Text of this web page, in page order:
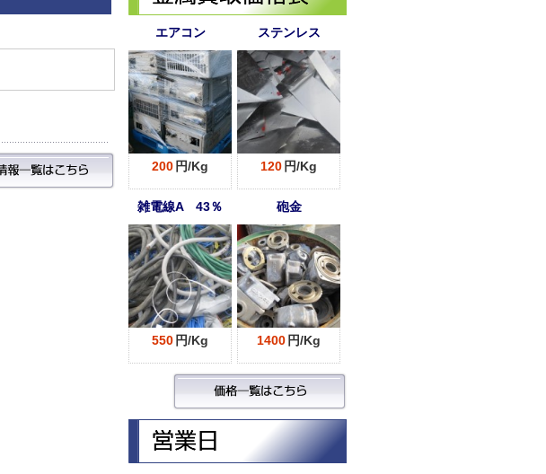
エアコン
200 円/Kg
ステンレス
120 円/Kg
雑電線A 43％
550 円/Kg
砲金
1400 円/Kg